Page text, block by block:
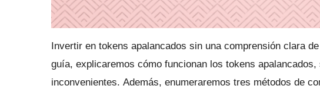
Invertir en tokens apalancados sin una comprensión clara
guía, explicaremos cómo funcionan los tokens
inconvenientes. Además, enumeraremos tres métodos de